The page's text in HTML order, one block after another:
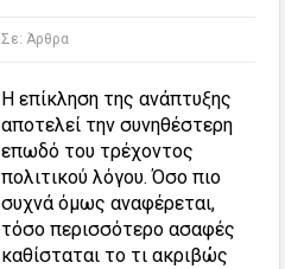
Σε:Άρθρα
Η επίκληση της ανάπτυξης
αποτελεί την συνηθέστερη
επωδό του τρέχοντος
πολιτικού λόγου. Όσο πιο
συχνά όμως αναφέρεται,
τόσο περισσότερο ασαφές
καθίσταται το τι ακριβώς